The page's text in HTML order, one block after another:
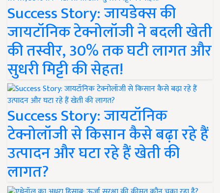
Success Story: जायडेक्स की
जायटॉनिक टेक्नोलॉजी ने बदली खेती
की तस्वीर, 30% तक घटी लागत और
सुधरी मिट्टी की सेहत!
Success Story: जायटॉनिक
टेक्नोलॉजी से किसान कैसे बढ़ा रहे हैं
उत्पादन और घटा रहे हैं खेती की
लागत?